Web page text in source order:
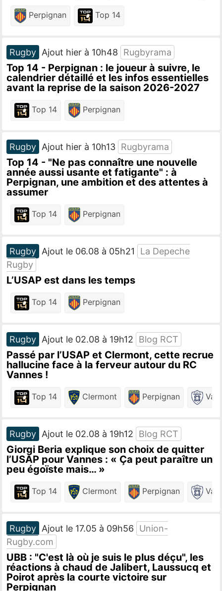
Perpignan Top 14
Rugby Ajout hier à 10h48 Rugbyrama
Top 14 - Perpignan : le joueur à suivre, le
calendrier détaillé et les infos essentielles
avant la reprise de la saison 2026-2027
Top 14 Perpignan
Rugby Ajout hier à 10h13 Rugbyrama
Top 14 - "Ne pas connaître une nouvelle
année aussi usante et fatigante" : à
Perpignan, une ambition et des attentes à
assumer
Top 14 Perpignan
Rugby Ajout le 06.08 à 05h21
La Depeche
Rugby
L’USAP est dans les temps
Top 14 Perpignan
Rugby Ajout le 02.08 à 19h12 Blog RCT
Passé par l’USAP et Clermont, cette recrue
hallucine face à la ferveur autour du RC
Vannes !
Top 14 Clermont Perpignan
Rugby Ajout le 02.08 à 19h12 Blog RCT
Giorgi Beria explique son choix de quitter
l’USAP pour Vannes : « Ça peut paraître un
peu égoïste mais… »
Top 14 Clermont Perpignan
Rugby Ajout le 17.05 à 09h56
Union-
Rugby.com
UBB : "C'est là où je suis le plus déçu", les
réactions à chaud de Jalibert, Laussucq et
Poirot après la courte victoire sur
Perpignan